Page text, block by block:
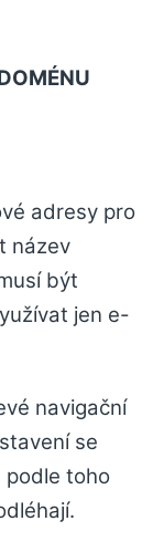
adresy pro
název
být
jen e-
navigační
se
podle toho